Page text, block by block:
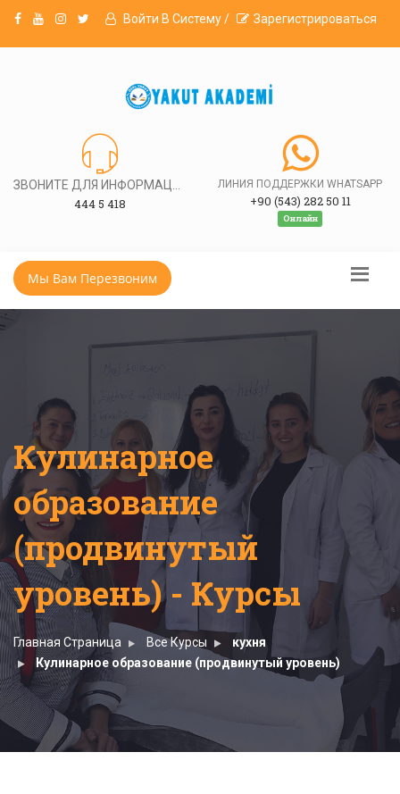
Войти В Систему / Зарегистрироваться
444 5 418
ЛИНИЯ ПОДДЕРЖКИ WHATSAPP
+90 (543) 282 50 11
Онлайн
Мы Вам Перезвоним
Кулинарное
образование
(продвинутый
уровень) - Курсы
Главная Страница Все Курсы
кухня
Кулинарное образование (продвинутый уровень)